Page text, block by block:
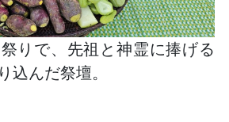
祭りで、先祖と神霊に捧げる
込んだ祭壇。